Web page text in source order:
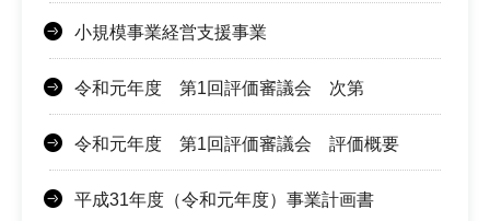
小規模事業経営支援事業
令和元年度 第1回評価審議会 次第
令和元年度 第1回評価審議会 評価概要
平成31年度（令和元年度）事業計画書